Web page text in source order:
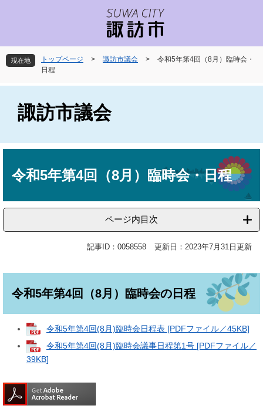
先
頭
を
飛
へ
現在地 トップページ > 諏訪市議会 >
令和5年第4回（8月）臨時会・
日程
諏訪市議会
令和5年第4回（8月）臨時会・日程
ページ内目次
記事ID：0058558 更新日：2023年7月31日更新
令和5年第4回（8月）臨時会の日程
令和5年第4回(8月)臨時会日程表 [PDFファイル／45KB]
令和5年第4回(8月)臨時会議事日程第1号 [PDFファイル／
39KB]